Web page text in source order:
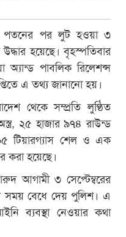
পতনের পর লুট হওয়া ৩
হয়েছে। বৃহস্পতিবার
অ্যান্ড পাবলিক রিলেশন্স
এ তথ্য জানানো হয়।
থেকে সম্প্রতি লুণ্ঠিত
২৫ হাজার ৯৭৪ রাউন্ড
টিয়ারগ্যাস শেল ও এক
করা হয়েছে।
আগামী ৩ সেপ্টেম্বরের
সময় বেধে দেয় পুলিশ। এ
ব্যবস্থা নেওয়ার কথা